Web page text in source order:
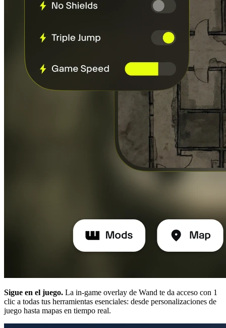
Sigue en el juego. La in-game overlay de Wand te da acceso con 1
clic a todas tus herramientas esenciales: desde personalizaciones de
juego hasta mapas en tiempo real.